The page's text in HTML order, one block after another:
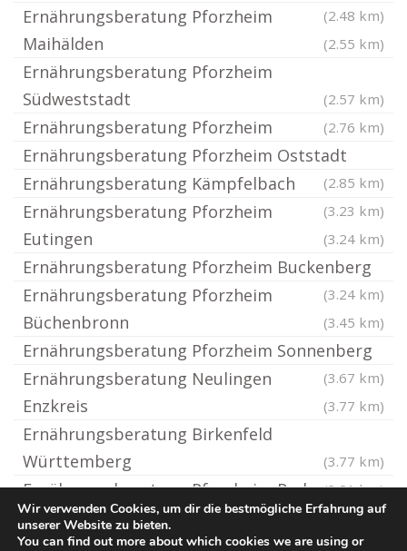
(2.48 km)
Ernährungsberatung Pforzheim
Maihälden
(2.55 km)
Ernährungsberatung Pforzheim
Südweststadt
(2.57 km)
Ernährungsberatung Pforzheim (2.76 km)
Ernährungsberatung Pforzheim Oststadt
(2.85 km)
Ernährungsberatung Kämpfelbach
(3.23 km)
Ernährungsberatung Pforzheim
Eutingen
(3.24 km)
Ernährungsberatung Pforzheim Buckenberg
(3.24 km)
Ernährungsberatung Pforzheim
Büchenbronn
(3.45 km)
Ernährungsberatung Pforzheim Sonnenberg
(3.67 km)
Ernährungsberatung Neulingen
Enzkreis
(3.77 km)
Ernährungsberatung Birkenfeld
Württemberg
(3.77 km)
Ernährungsberatung Pforzheim Rod (3.81 km)
Wir verwenden Cookies, um dir die bestmögliche Erfahrung auf
unserer Website zu bieten.
You can find out more about which cookies we are using or